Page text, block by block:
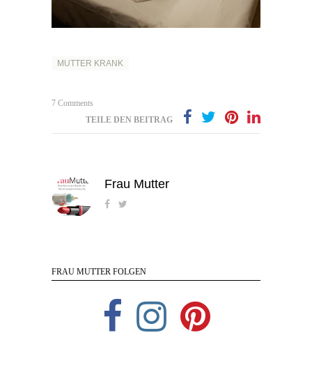
MUTTER KRANK
7 Comments
TEILE DEN BEITRAG
Frau Mutter
FRAU MUTTER FOLGEN